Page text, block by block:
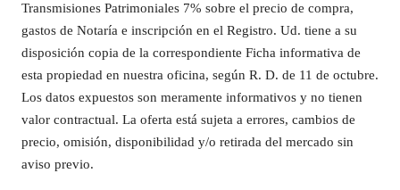
Transmisiones Patrimoniales 7% sobre el precio de compra,
gastos de Notaría e inscripción en el Registro. Ud. tiene a su
disposición copia de la correspondiente Ficha informativa de
esta propiedad en nuestra oficina, según R. D. de 11 de octubre.
Los datos expuestos son meramente informativos y no tienen
valor contractual. La oferta está sujeta a errores, cambios de
precio, omisión, disponibilidad y/o retirada del mercado sin
aviso previo.